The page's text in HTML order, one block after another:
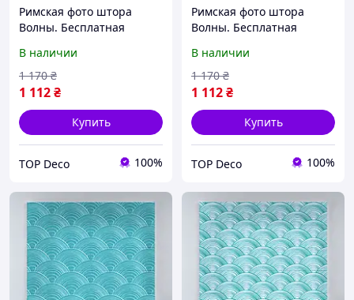
Римская фото штора
Волны. Бесплатная
В наличии
1 112₴
1 170 ₴
Купить
TOP Deco 100%
Римская фото штора
Волны. Бесплатная
В наличии
1 112₴
1 170 ₴
Купить
TOP Deco 100%